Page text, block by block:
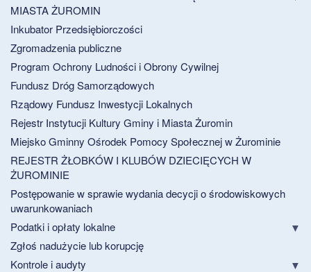
MIASTA ŻUROMIN
Inkubator Przedsiębiorczości
Zgromadzenia publiczne
Program Ochrony Ludności i Obrony Cywilnej
Fundusz Dróg Samorządowych
Rządowy Fundusz Inwestycji Lokalnych
Rejestr Instytucji Kultury Gminy i Miasta Żuromin
Miejsko Gminny Ośrodek Pomocy Społecznej w Żurominie
REJESTR ŻŁOBKÓW I KLUBÓW DZIECIĘCYCH W
ŻUROMINIE
Postępowanie w sprawie wydania decycji o środowiskowych
uwarunkowaniach
Podatki i opłaty lokalne
Zgłoś nadużycie lub korupcję
Kontrole i audyty